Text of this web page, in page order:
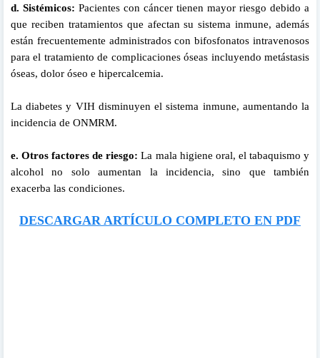
d. Sistémicos: Pacientes con cáncer tienen mayor riesgo debido a
que reciben tratamientos que afectan su sistema inmune, además
están frecuentemente administrados con bifosfonatos intravenosos
para el tratamiento de complicaciones óseas incluyendo metástasis
óseas, dolor óseo e hipercalcemia.
La diabetes y VIH disminuyen el sistema inmune, aumentando la
incidencia de ONMRM.
e. Otros factores de riesgo: La mala higiene oral, el tabaquismo y
alcohol no solo aumentan la incidencia, sino que también
exacerba las condiciones.
DESCARGAR ARTÍCULO COMPLETO EN PDF